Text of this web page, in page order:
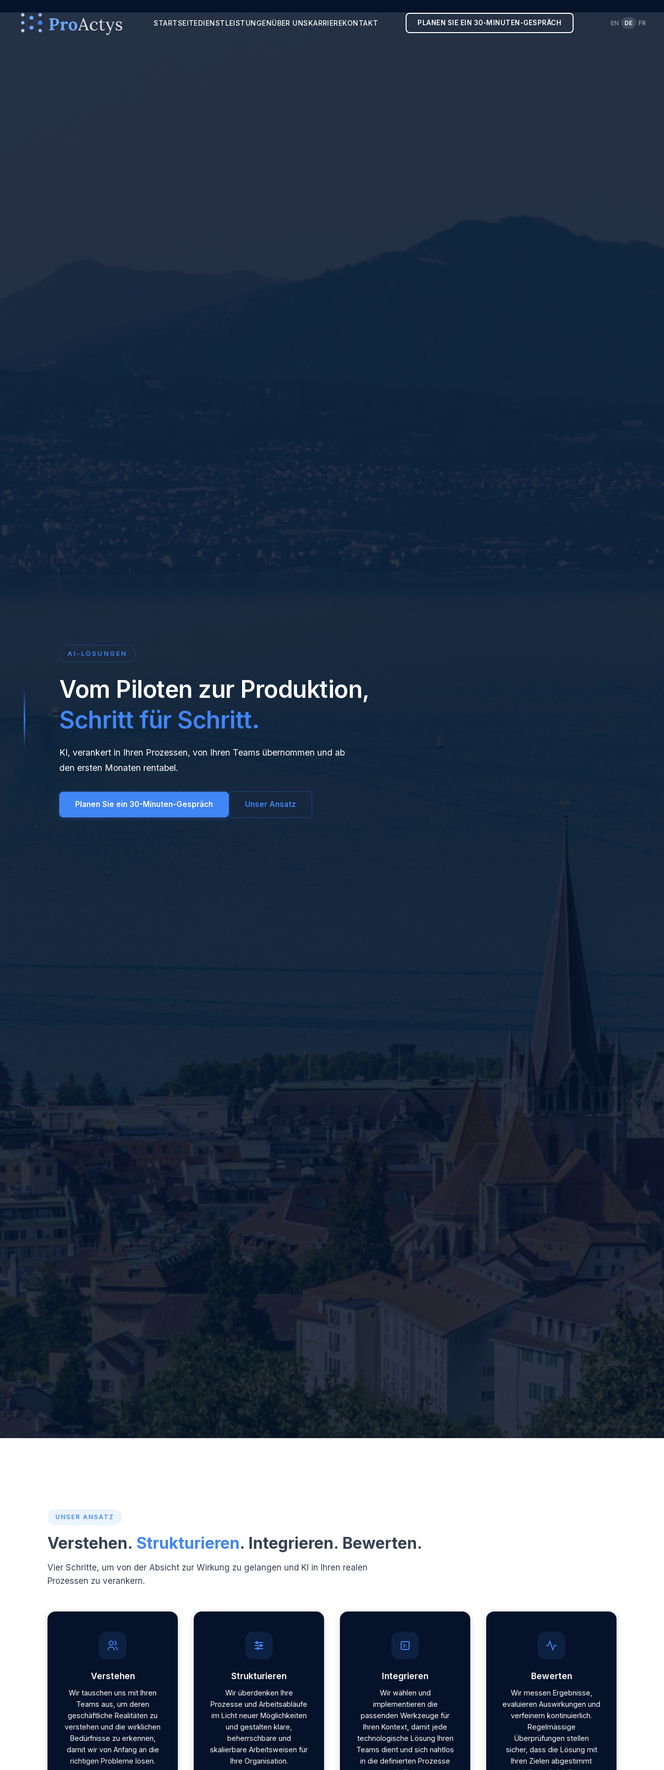
STARTSEITEDIENSTLEISTUNGENÜBER UNSKARRIEREKONTAKT PLANEN SIE EIN 30-MINUTEN-GESPRÄCH EN DE FR
AI-LÖSUNGEN
Vom Piloten zur Produktion,
Schritt für Schritt.
KI, verankert in Ihren Prozessen, von Ihren Teams übernommen und ab
den ersten Monaten rentabel.
Planen Sie ein 30-Minuten-Gespräch Unser Ansatz
UNSER ANSATZ
Verstehen. Strukturieren. Integrieren. Bewerten.
Vier Schritte, um von der Absicht zur Wirkung zu gelangen und KI in Ihren realen
Prozessen zu verankern.
Verstehen
Wir tauschen uns mit Ihren
Teams aus, um deren
geschäftliche Realitäten zu
verstehen und die wirklichen
Bedürfnisse zu erkennen,
damit wir von Anfang an die
richtigen Probleme lösen.
Strukturieren
Wir überdenken Ihre
Prozesse und Arbeitsabläufe
im Licht neuer Möglichkeiten
und gestalten klare,
beherrschbare und
skalierbare Arbeitsweisen für
Ihre Organisation.
Integrieren
Wir wählen und
implementieren die
passenden Werkzeuge für
Ihren Kontext, damit jede
technologische Lösung Ihren
Teams dient und sich nahtlos
in die definierten Prozesse
Bewerten
Wir messen Ergebnisse,
evaluieren Auswirkungen und
verfeinern kontinuierlich.
Regelmässige
Überprüfungen stellen
sicher, dass die Lösung mit
Ihren Zielen abgestimmt